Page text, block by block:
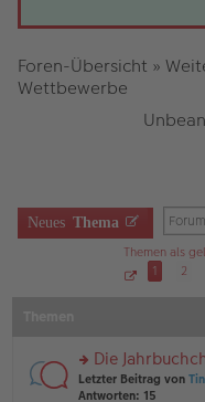
Foren-Übersicht »
Wettbewerbe
Neues Thema
Themen als
1
v
o
n
1 2
rs
te
Die
Letzter Beitrag von
Antworten: 15